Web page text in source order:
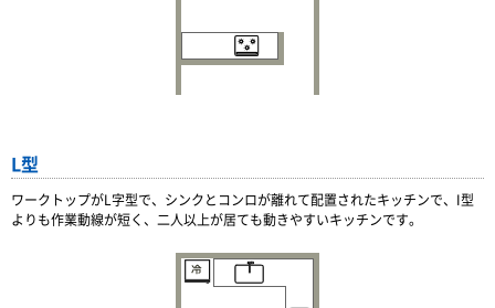
L型
ワークトップがL字型で、シンクとコンロが離れて配置されたキッチンで、I型
よりも作業動線が短く、二人以上が居ても動きやすいキッチンです。